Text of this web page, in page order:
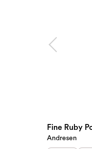
Fine Ruby
Andresen